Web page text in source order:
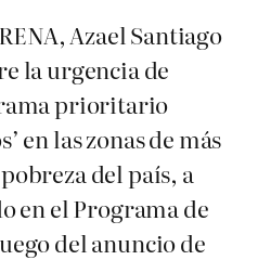
Azael Santiago
la urgencia de
prioritario
en las zonas de más
del país, a
en el Programa de
del anuncio de